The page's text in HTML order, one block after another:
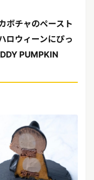
ボチャのペースト
ロウィーンにぴっ
PUMPKIN